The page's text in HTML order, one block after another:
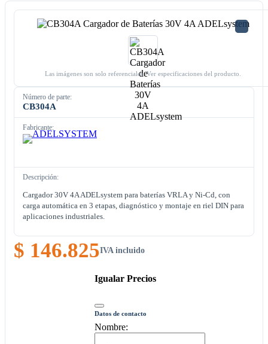
Las imágenes son solo referenciales. Ver especificaciones del producto.
Número de parte:
CB304A
Fabricante:
Descripción:
Cargador 30V 4A ADELsystem para baterías VRLA y Ni-Cd, con
carga automática en 3 etapas, diagnóstico y montaje en riel DIN para
aplicaciones industriales.
$ 146.825IVA incluido
Igualar Precios
Datos de contacto
Nombre: